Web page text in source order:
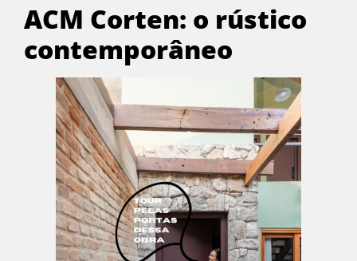
ACM Corten: o rústico
contemporâneo